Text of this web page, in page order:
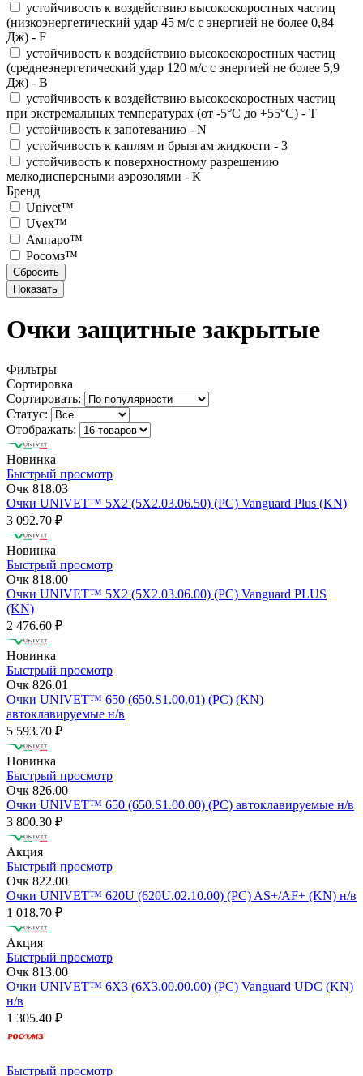
устойчивость к воздействию высокоскоростных частиц
(низкоэнергетический удар 45 м/с с энергией не более 0,84
Дж) - F
устойчивость к воздействию высокоскоростных частиц
(среднеэнергетический удар 120 м/с с энергией не более 5,9
Дж) - В
устойчивость к воздействию высокоскоростных частиц
при экстремальных температурах (от -5°С до +55°С) - T
устойчивость к запотеванию - N
устойчивость к каплям и брызгам жидкости - 3
устойчивость к поверхностному разрешению
мелкодисперсными аэрозолями - К
Бренд
Univet™
Uvex™
Ампаро™
Росомз™
Очки защитные закрытые
Фильтры
Сортировка
Сортировать:
Статус:
Отображать:
Новинка
Быстрый просмотр
Очк 818.03
Очки UNIVET™ 5X2 (5X2.03.06.50) (РС) Vanguard Plus (KN)
3 092.70 ₽
Новинка
Быстрый просмотр
Очк 818.00
Очки UNIVET™ 5X2 (5X2.03.06.00) (РС) Vanguard PLUS
(KN)
2 476.60 ₽
Новинка
Быстрый просмотр
Очк 826.01
Очки UNIVET™ 650 (650.S1.00.01) (РС) (KN)
автоклавируемые н/в
5 593.70 ₽
Новинка
Быстрый просмотр
Очк 826.00
Очки UNIVET™ 650 (650.S1.00.00) (РС) автоклавируемые н/в
3 800.30 ₽
Акция
Быстрый просмотр
Очк 822.00
Очки UNIVET™ 620U (620U.02.10.00) (РС) AS+/AF+ (KN) н/в
1 018.70 ₽
Акция
Быстрый просмотр
Очк 813.00
Очки UNIVET™ 6X3 (6X3.00.00.00) (РС) Vanguard UDC (KN)
н/в
1 305.40 ₽
Быстрый просмотр